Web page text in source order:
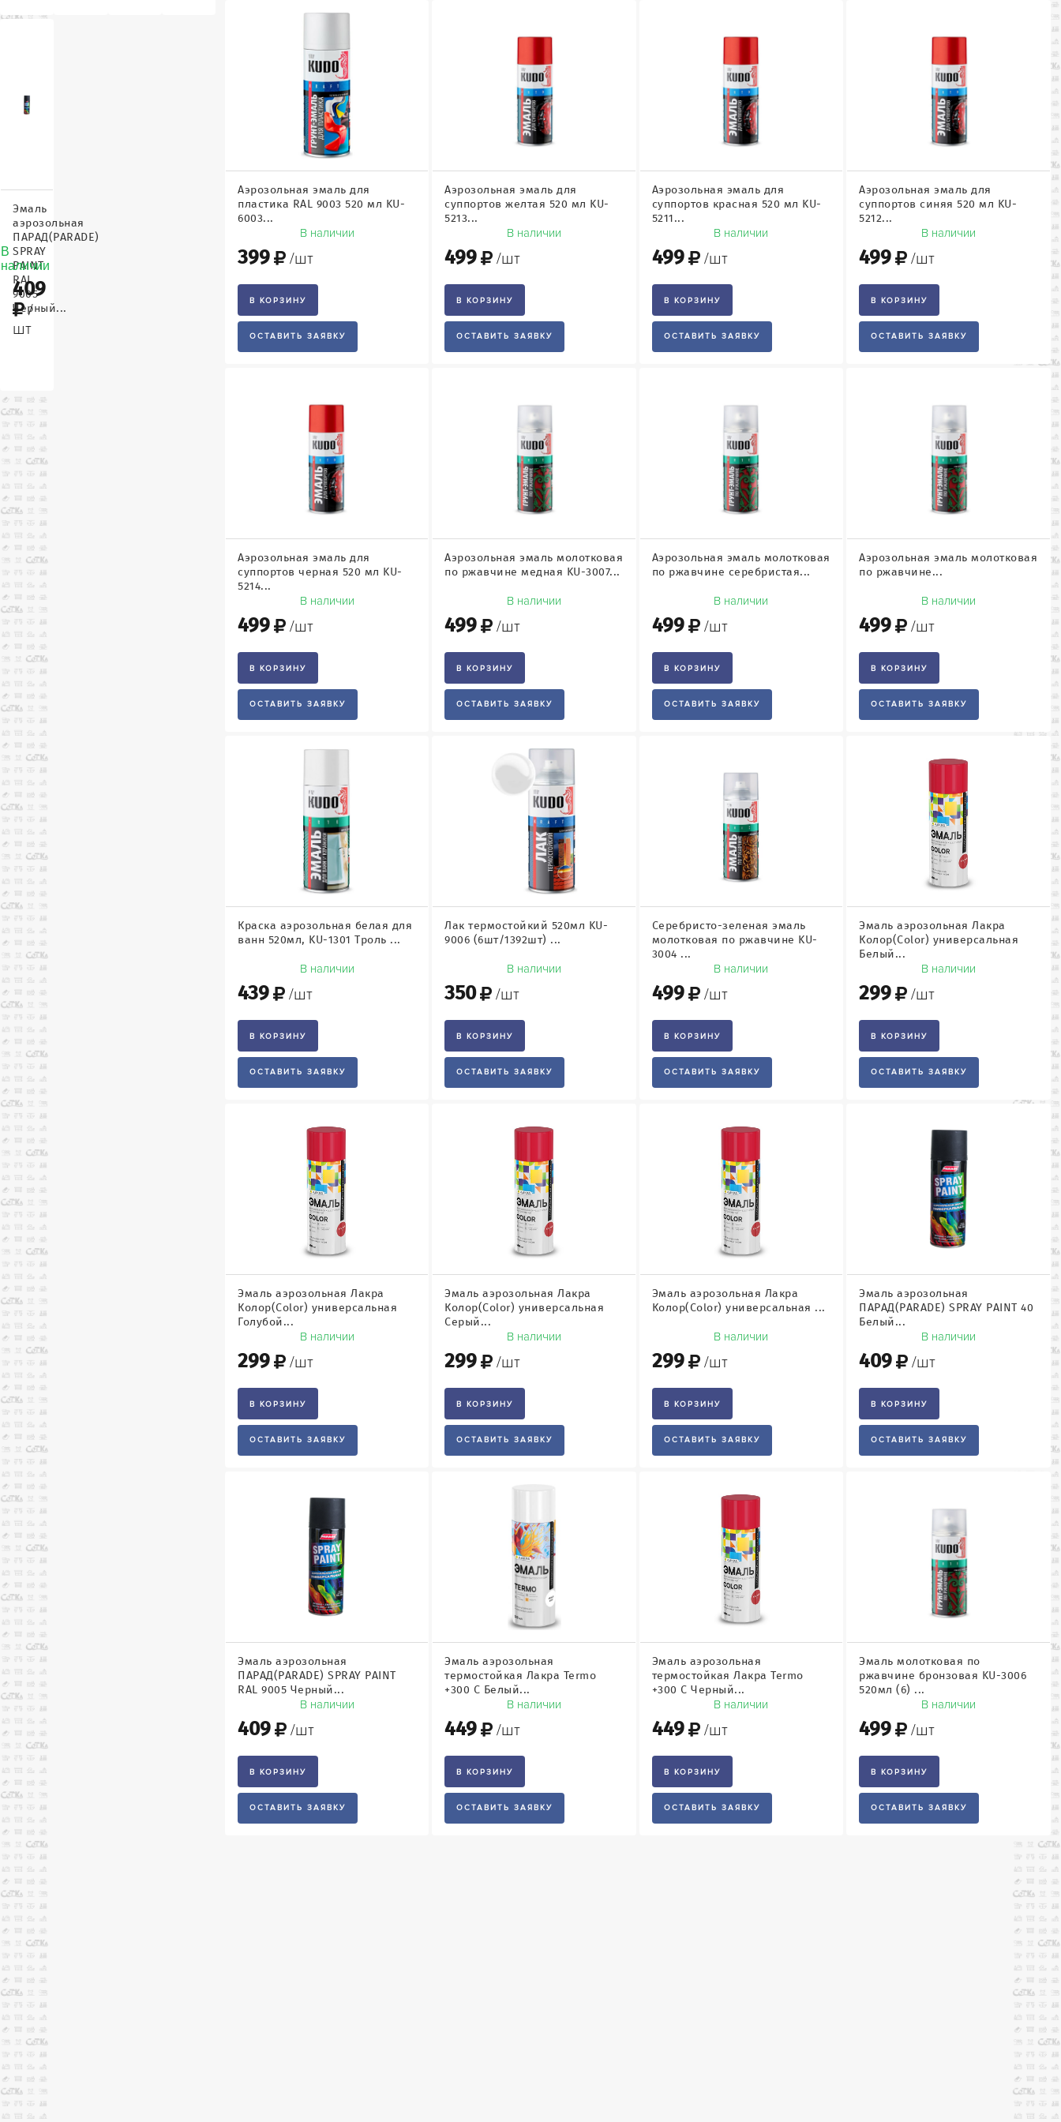
Эмаль
аэрозольная
ПАРАД(PARADE)
SPRAY
PAINT
RAL
9005
Черный...
В
наличии
409
/
шт
Аэрозольная эмаль для
пластика RAL 9003 520 мл KU-
6003...
В наличии
399 /шт
В КОРЗИНУ
ОСТАВИТЬ ЗАЯВКУ
Аэрозольная эмаль для
суппортов желтая 520 мл KU-
5213...
В наличии
499 /шт
В КОРЗИНУ
ОСТАВИТЬ ЗАЯВКУ
Аэрозольная эмаль для
суппортов красная 520 мл KU-
5211...
В наличии
499 /шт
В КОРЗИНУ
ОСТАВИТЬ ЗАЯВКУ
Аэрозольная эмаль для
суппортов синяя 520 мл KU-
5212...
В наличии
499 /шт
В КОРЗИНУ
ОСТАВИТЬ ЗАЯВКУ
Аэрозольная эмаль для
суппортов черная 520 мл KU-
5214...
В наличии
499 /шт
В КОРЗИНУ
ОСТАВИТЬ ЗАЯВКУ
Аэрозольная эмаль молотковая
по ржавчине медная KU-3007...
В наличии
499 /шт
В КОРЗИНУ
ОСТАВИТЬ ЗАЯВКУ
Аэрозольная эмаль молотковая
по ржавчине серебристая...
В наличии
499 /шт
В КОРЗИНУ
ОСТАВИТЬ ЗАЯВКУ
Аэрозольная эмаль молотковая
по ржавчине...
В наличии
499 /шт
В КОРЗИНУ
ОСТАВИТЬ ЗАЯВКУ
Краска аэрозольная белая для
ванн 520мл, KU-1301 Троль ...
В наличии
439 /шт
В КОРЗИНУ
ОСТАВИТЬ ЗАЯВКУ
Лак термостойкий 520мл KU-
9006 (6шт/1392шт) ...
В наличии
350 /шт
В КОРЗИНУ
ОСТАВИТЬ ЗАЯВКУ
Серебристо-зеленая эмаль
молотковая по ржавчине KU-
3004 ...
В наличии
499 /шт
В КОРЗИНУ
ОСТАВИТЬ ЗАЯВКУ
Эмаль аэрозольная Лакра
Колор(Color) универсальная
Белый...
В наличии
299 /шт
В КОРЗИНУ
ОСТАВИТЬ ЗАЯВКУ
Эмаль аэрозольная Лакра
Колор(Color) универсальная
Голубой...
В наличии
299 /шт
В КОРЗИНУ
ОСТАВИТЬ ЗАЯВКУ
Эмаль аэрозольная Лакра
Колор(Color) универсальная
Серый...
В наличии
299 /шт
В КОРЗИНУ
ОСТАВИТЬ ЗАЯВКУ
Эмаль аэрозольная Лакра
Колор(Color) универсальная ...
В наличии
299 /шт
В КОРЗИНУ
ОСТАВИТЬ ЗАЯВКУ
Эмаль аэрозольная
ПАРАД(PARADE) SPRAY PAINT 40
Белый...
В наличии
409 /шт
В КОРЗИНУ
ОСТАВИТЬ ЗАЯВКУ
Эмаль аэрозольная
ПАРАД(PARADE) SPRAY PAINT
RAL 9005 Черный...
В наличии
409 /шт
В КОРЗИНУ
ОСТАВИТЬ ЗАЯВКУ
Эмаль аэрозольная
термостойкая Лакра Termo
+300 С Белый...
В наличии
449 /шт
В КОРЗИНУ
ОСТАВИТЬ ЗАЯВКУ
Эмаль аэрозольная
термостойкая Лакра Termo
+300 С Черный...
В наличии
449 /шт
В КОРЗИНУ
ОСТАВИТЬ ЗАЯВКУ
Эмаль молотковая по
ржавчине бронзовая KU-3006
520мл (6) ...
В наличии
499 /шт
В КОРЗИНУ
ОСТАВИТЬ ЗАЯВКУ